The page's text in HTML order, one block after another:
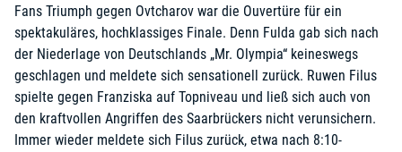
Fans Triumph gegen Ovtcharov war die Ouvertüre für ein
spektakuläres, hochklassiges Finale. Denn Fulda gab sich nach
der Niederlage von Deutschlands „Mr. Olympia“ keineswegs
geschlagen und meldete sich sensationell zurück. Ruwen Filus
spielte gegen Franziska auf Topniveau und ließ sich auch von
den kraftvollen Angriffen des Saarbrückers nicht verunsichern.
Immer wieder meldete sich Filus zurück, etwa nach 8:10-